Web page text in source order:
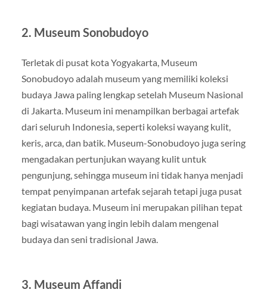
2. Museum Sonobudoyo
Terletak di pusat kota Yogyakarta, Museum
Sonobudoyo adalah museum yang memiliki koleksi
budaya Jawa paling lengkap setelah Museum Nasional
di Jakarta. Museum ini menampilkan berbagai artefak
dari seluruh Indonesia, seperti koleksi wayang kulit,
keris, arca, dan batik. Museum-Sonobudoyo juga sering
mengadakan pertunjukan wayang kulit untuk
pengunjung, sehingga museum ini tidak hanya menjadi
tempat penyimpanan artefak sejarah tetapi juga pusat
kegiatan budaya. Museum ini merupakan pilihan tepat
bagi wisatawan yang ingin lebih dalam mengenal
budaya dan seni tradisional Jawa.
3. Museum Affandi